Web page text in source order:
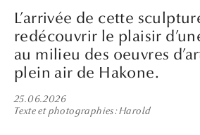
L’arrivée de cette
redécouvrir le plaisir
au milieu des oeuvres
plein air de Hakone.
25.06.2026
Texte et photographies Harold